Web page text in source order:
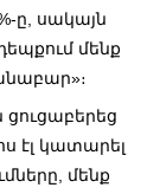
ը, սակայն
մենք
ցուցաբերեց
էլ կատարել
մենք